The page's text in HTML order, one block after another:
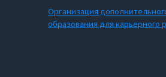
Организация
образования для карьерного